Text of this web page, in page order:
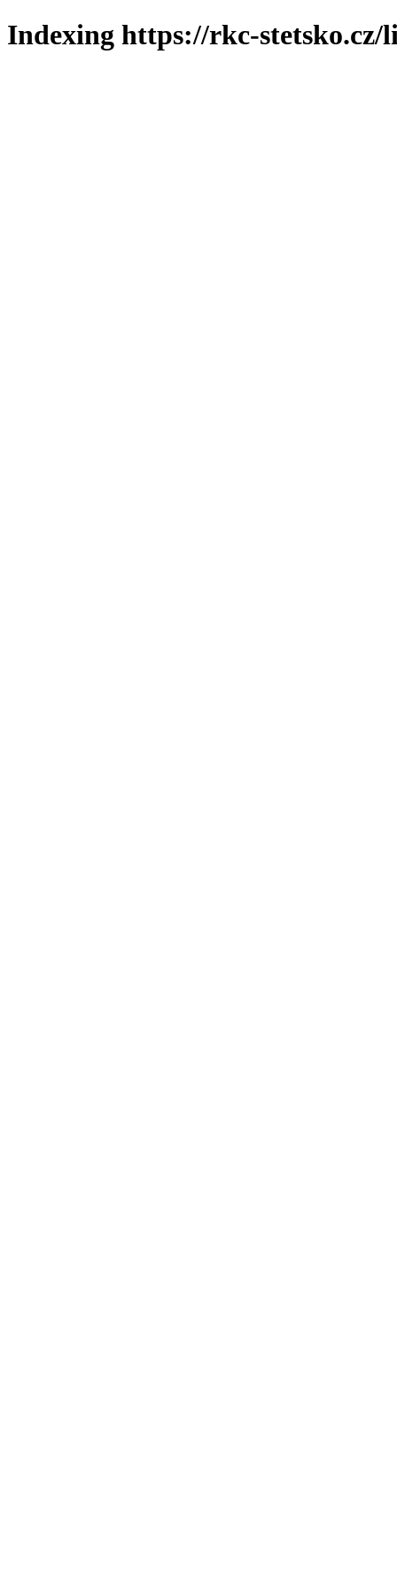
Indexing https://rkc-stetsko.cz/